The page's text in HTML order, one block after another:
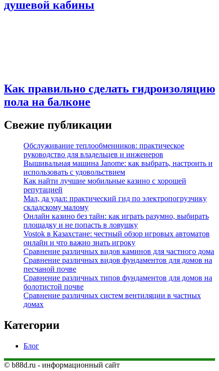
душевой кабины
Как правильно сделать гидроизоляцию
пола на балконе
Свежие публикации
Обслуживание теплообменников: практическое
руководство для владельцев и инженеров
Вышивальная машина Janome: как выбрать, настроить и
использовать с удовольствием
Как найти лучшие мобильные казино с хорошей
репутацией
Мал, да удал: практический гид по электропогрузчику
складскому малому
Онлайн казино без тайн: как играть разумно, выбирать
площадку и не попасть в ловушку
Vostok в Казахстане: честный обзор игровых автоматов
онлайн и что важно знать игроку
Сравнение различных видов каминов для частного дома
Сравнение различных видов фундаментов для домов на
песчаной почве
Сравнение различных типов фундаментов для домов на
болотистой почве
Сравнение различных систем вентиляции в частных
домах
Категории
Блог
© b88d.ru - информационный сайт